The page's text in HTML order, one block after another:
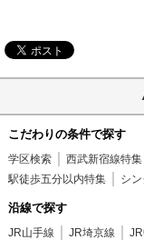
こだわりの条件で探す
学区検索 西武新宿線特集
駅徒歩五分以内特集
シ
沿線で探す
JR山手線 JR埼京線